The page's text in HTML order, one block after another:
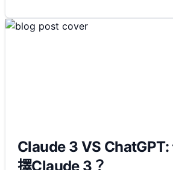
Claude 3 VS ChatGPT:
擇Claude 3？